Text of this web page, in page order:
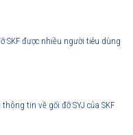
SKF được nhiều người tiêu dùng
thông tin về gối đỡ SYJ của SKF